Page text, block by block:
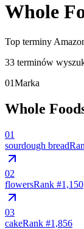
Whole
Top terminy
33 terminów
01Marka
Whole
01
sourdough bread
02
flowersRank #1,150
03
cakeRank #1,856